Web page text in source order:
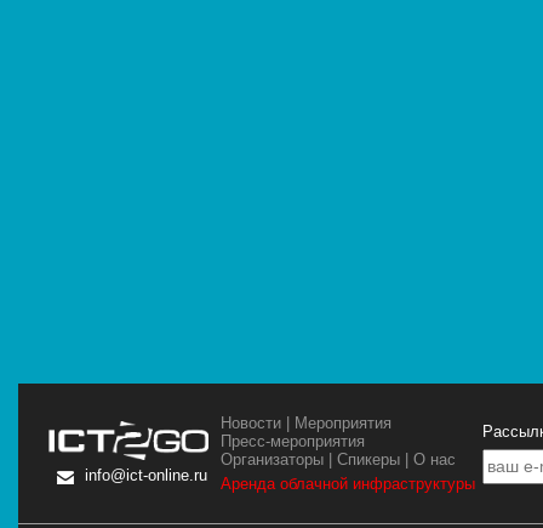
info@ict-online.ru
Новости | Мероприятия
Пресс-мероприятия
Организаторы |Спикеры |О нас
Аренда облачной инфраструктуры